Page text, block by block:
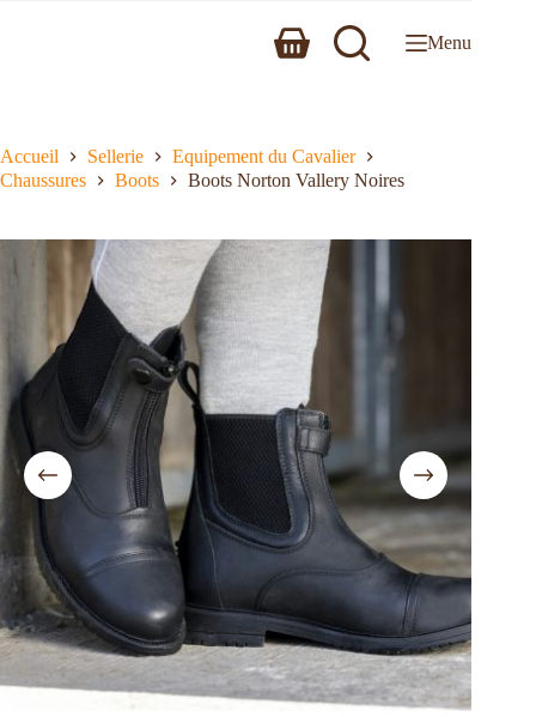
Menu
Accueil Sellerie
Equipement du Cavalier
Chaussures
Boots Boots Norton Vallery Noires